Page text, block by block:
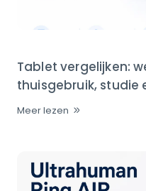
Tablet vergelijken:
thuisgebruik, studie
Meer lezen